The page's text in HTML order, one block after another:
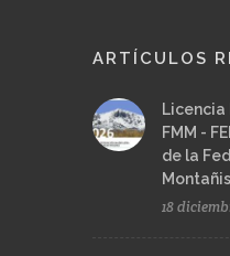
ARTÍCULOS
FMM -
de la
18